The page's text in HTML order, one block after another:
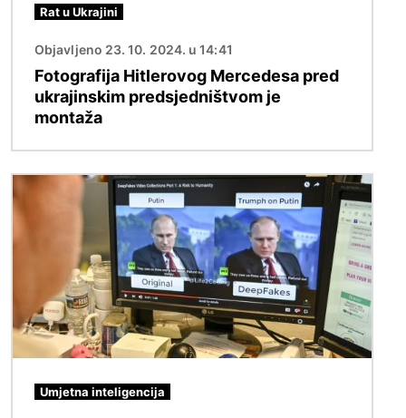
Rat u Ukrajini
Objavljeno 23. 10. 2024. u 14:41
Fotografija Hitlerovog Mercedesa pred
ukrajinskim predsjedništvom je
montaža
Slika
Umjetna inteligencija